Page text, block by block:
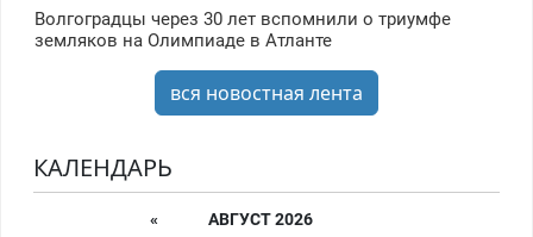
Волгоградцы через 30 лет вспомнили о триумфе
земляков на Олимпиаде в Атланте
вся новостная лента
КАЛЕНДАРЬ
« АВГУСТ 2026